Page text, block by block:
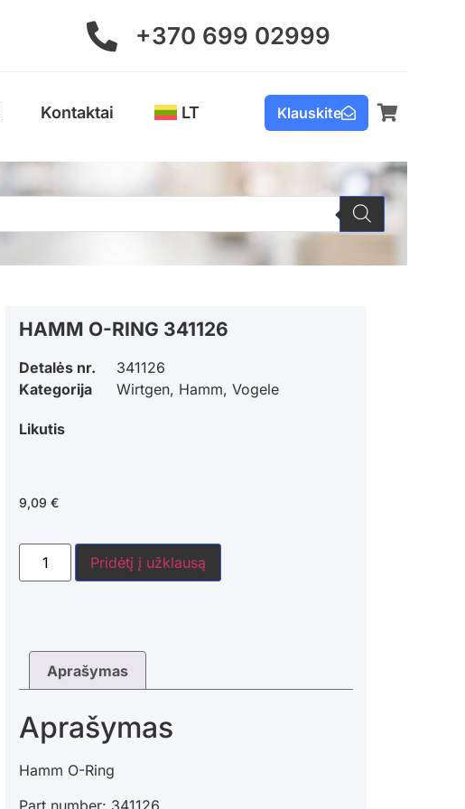
+370 699 02999
Kontaktai LT Klauskite
HAMM O-RING 341126
Detalės nr.
341126
Kategorija
Wirtgen, Hamm, Vogele
Likutis
9,09 €
Pridėtį į užklausą
Aprašymas
Aprašymas
Hamm O-Ring
Part number: 341126